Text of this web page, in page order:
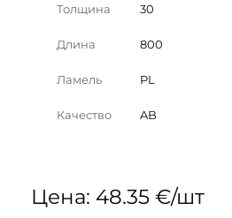
Толщина 30
Длина 800
Ламель PL
Качество AB
Цена: 48.35 €/шт